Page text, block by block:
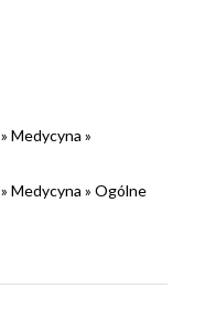
» Medycyna »
» Medycyna » Ogólne